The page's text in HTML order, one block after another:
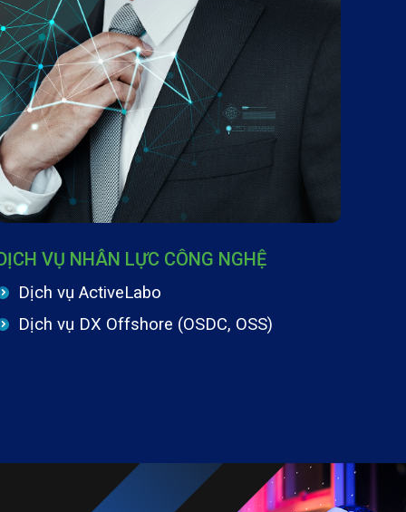
VỤ NHÂN LỰC CÔNG NGHỆ
Dịch vụ ActiveLabo
Dịch vụ DX Offshore (OSDC, OSS)